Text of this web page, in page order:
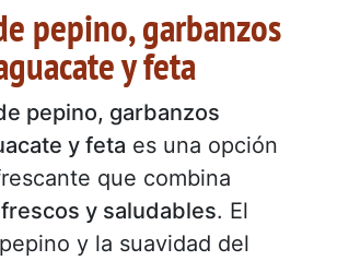
pepino, garbanzos
y feta
pepino, garbanzos
y feta es una opción
que combina
y saludables. El
y la suavidad del